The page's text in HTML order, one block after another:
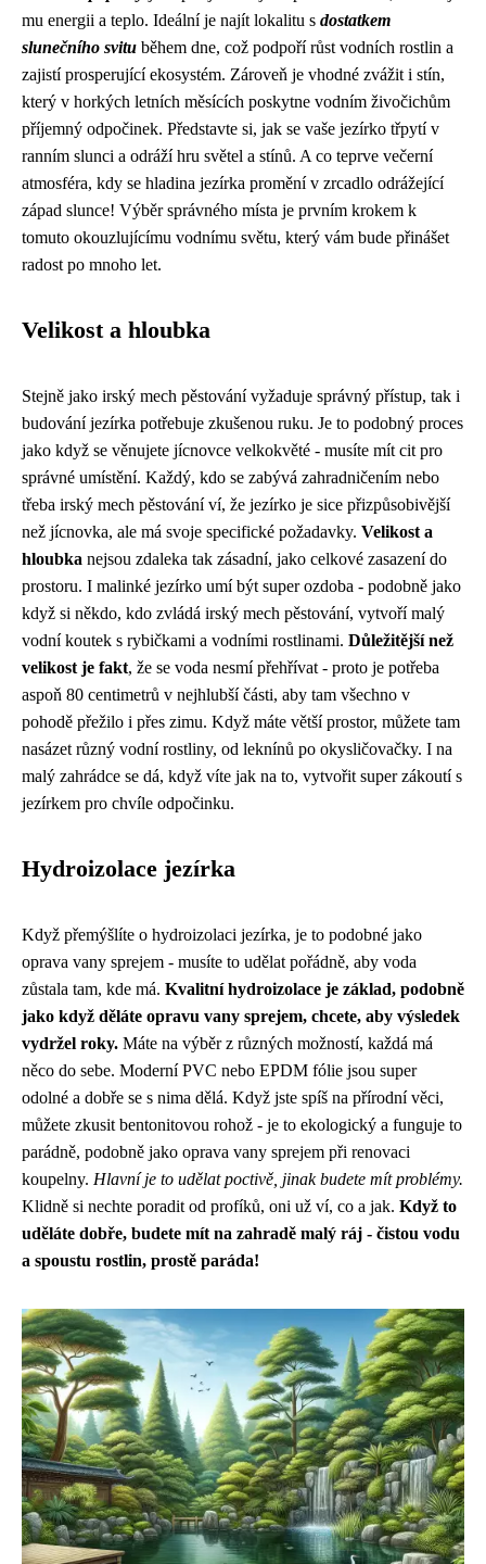
mu energii a teplo. Ideální je najít lokalitu s dostatkem
slunečního svitu během dne, což podpoří růst vodních rostlin a
zajistí prosperující ekosystém. Zároveň je vhodné zvážit i stín,
který v horkých letních měsících poskytne vodním živočichům
příjemný odpočinek. Představte si, jak se vaše jezírko třpytí v
ranním slunci a odráží hru světel a stínů. A co teprve večerní
atmosféra, kdy se hladina jezírka promění v zrcadlo odrážející
západ slunce! Výběr správného místa je prvním krokem k
tomuto okouzlujícímu vodnímu světu, který vám bude přinášet
radost po mnoho let.
Velikost a hloubka
Stejně jako irský mech pěstovánívyžaduje správný přístup, tak i
budování jezírka potřebuje zkušenou ruku. Je to podobný proces
jako když se věnujete jícnovce velkokvěté - musíte mít cit pro
správné umístění. Každý, kdo se zabývá zahradničením nebo
třeba irský mech pěstování ví, že jezírko je sice přizpůsobivější
než jícnovka, ale má svoje specifické požadavky. Velikost a
hloubka nejsou zdaleka tak zásadní, jako celkové zasazení do
prostoru. I malinké jezírko umí být super ozdoba - podobně jako
když si někdo, kdo zvládá irský mech pěstování, vytvoří malý
vodní koutek s rybičkami a vodními rostlinami. Důležitější než
velikost je fakt, že se voda nesmí přehřívat - proto je potřeba
aspoň 80 centimetrů v nejhlubší části, aby tam všechno v
pohodě přežilo i přes zimu. Když máte větší prostor, můžete tam
nasázet různý vodní rostliny, od leknínů po okysličovačky. I na
malý zahrádce se dá, když víte jak na to, vytvořit super zákoutí s
jezírkem pro chvíle odpočinku.
Hydroizolace jezírka
Když přemýšlíte o hydroizolaci jezírka, je to podobné jako
oprava vany sprejem - musíte to udělat pořádně, aby voda
zůstala tam, kde má. Kvalitní hydroizolace je základ, podobně
jako když děláte opravu vany sprejem, chcete, aby výsledek
vydržel roky. Máte na výběr z různých možností, každá má
něco do sebe. Moderní PVC nebo EPDM fólie jsou super
odolné a dobře se s nima dělá. Když jste spíš na přírodní věci,
můžete zkusit bentonitovou rohož - je to ekologický a funguje to
parádně, podobně jako oprava vany sprejem při renovaci
koupelny. Hlavní je to udělat poctivě, jinak budete mít problémy.
Klidně si nechte poradit od profíků, oni už ví, co a jak. Když to
uděláte dobře, budete mít na zahradě malý ráj - čistou vodu
a spoustu rostlin, prostě paráda!